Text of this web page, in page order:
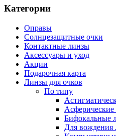
Категории
Оправы
Солнцезащитные очки
Контактные линзы
Аксессуары и уход
Акции
Подарочная карта
Линзы для очков
По типу
Бифокальные
Для вождения